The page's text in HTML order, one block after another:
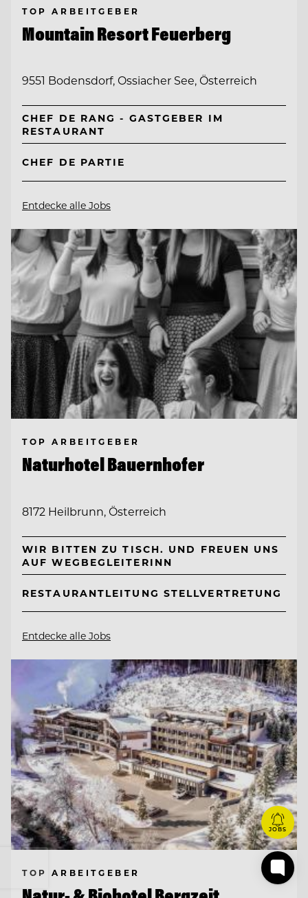
TOP ARBEITGEBER
Mountain Resort Feuerberg
9551 Bodensdorf, Ossiacher See, Österreich
CHEF DE RANG - GASTGEBER IM
RESTAURANT
CHEF DE PARTIE
Entdecke alle Jobs
TOP ARBEITGEBER
Naturhotel Bauernhofer
8172 Heilbrunn, Österreich
WIR BITTEN ZU TISCH. UND FREUEN UNS
AUF WEGBEGLEITERINN
RESTAURANTLEITUNG STELLVERTRETUNG
Entdecke alle Jobs
TOP ARBEITGEBER
JOBS